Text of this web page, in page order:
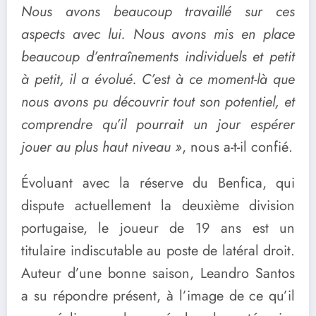
Nous avons beaucoup travaillé sur ces
aspects avec lui. Nous avons mis en place
beaucoup d’entraînements individuels et petit
à petit, il a évolué. C’est à ce moment-là que
nous avons pu découvrir tout son potentiel, et
comprendre qu’il pourrait un jour espérer
jouer au plus haut niveau », nous a-t-il confié.
Évoluant avec la réserve du Benfica, qui
dispute actuellement la deuxième division
portugaise, le joueur de 19 ans est un
titulaire indiscutable au poste de latéral droit.
Auteur d’une bonne saison, Leandro Santos
a su répondre présent, à l’image de ce qu’il